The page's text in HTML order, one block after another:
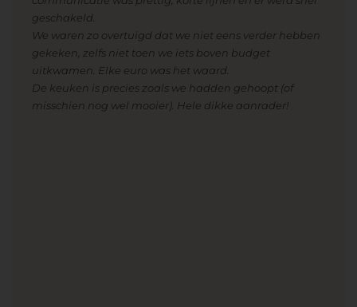
geschakeld.
We waren zo overtuigd dat we niet eens verder hebben
gekeken, zelfs niet toen we iets boven budget
uitkwamen. Elke euro was het waard.
De keuken is precies zoals we hadden gehoopt (of
misschien nog wel mooier). Hele dikke aanrader!